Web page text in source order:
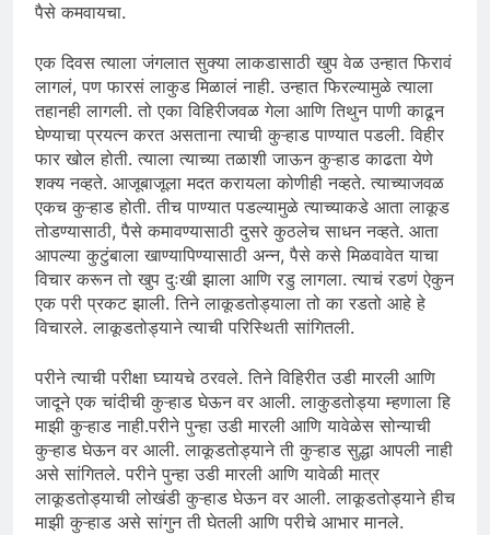
पैसे कमवायचा.
एक दिवस त्याला जंगलात सुक्या लाकडासाठी खुप वेळ उन्हात फिरावं
लागलं, पण फारसं लाकुड मिळालं नाही. उन्हात फिरल्यामुळे त्याला
तहानही लागली. तो एका विहिरीजवळ गेला आणि तिथुन पाणी काढून
घेण्याचा प्रयत्न करत असताना त्याची कुऱ्हाड पाण्यात पडली. विहीर
फार खोल होती. त्याला त्याच्या तळाशी जाऊन कुऱ्हाड काढता येणे
शक्य नव्हते. आजूबाजूला मदत करायला कोणीही नव्हते. त्याच्याजवळ
एकच कुऱ्हाड होती. तीच पाण्यात पडल्यामुळे त्याच्याकडे आता लाकूड
तोडण्यासाठी, पैसे कमावण्यासाठी दुसरे कुठलेच साधन नव्हते. आता
आपल्या कुटुंबाला खाण्यापिण्यासाठी अन्न, पैसे कसे मिळवावेत याचा
विचार करून तो खुप दुःखी झाला आणि रडु लागला. त्याचं रडणं ऐकुन
एक परी प्रकट झाली. तिने लाकूडतोड्याला तो का रडतो आहे हे
विचारले. लाकूडतोड्याने त्याची परिस्थिती सांगितली.
परीने त्याची परीक्षा घ्यायचे ठरवले. तिने विहिरीत उडी मारली आणि
जादूने एक चांदीची कुऱ्हाड घेऊन वर आली. लाकुडतोड्या म्हणाला हि
माझी कुऱ्हाड नाही.परीने पुन्हा उडी मारली आणि यावेळेस सोन्याची
कुऱ्हाड घेऊन वर आली. लाकूडतोड्याने ती कुऱ्हाड सुद्धा आपली नाही
असे सांगितले. परीने पुन्हा उडी मारली आणि यावेळी मात्र
लाकूडतोड्याची लोखंडी कुऱ्हाड घेऊन वर आली. लाकूडतोड्याने हीच
माझी कुऱ्हाड असे सांगुन ती घेतली आणि परीचे आभार मानले.